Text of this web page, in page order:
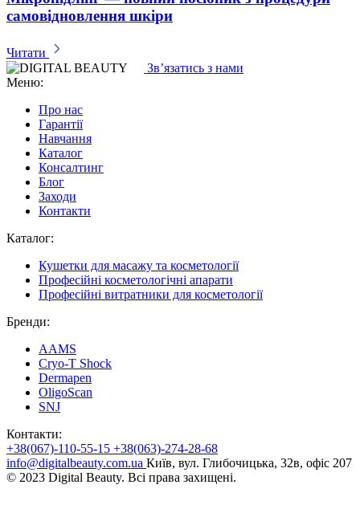
самовідновлення шкіри
Читати
Зв’язатись з нами
Меню:
Про нас
Гарантії
Навчання
Каталог
Консалтинг
Блог
Заходи
Контакти
Каталог:
Кушетки для масажу та косметології
Професійні косметологічні апарати
Професійні витратники для косметології
Бренди:
AAMS
Cryo-T Shock
Dermapen
OligoScan
SNJ
Контакти:
+38(067)-110-55-15 +38(063)-274-28-68
info@digitalbeauty.com.ua Київ, вул. Глибочицька, 32в, офіс 207
© 2023 Digital Beauty. Всі права захищені.